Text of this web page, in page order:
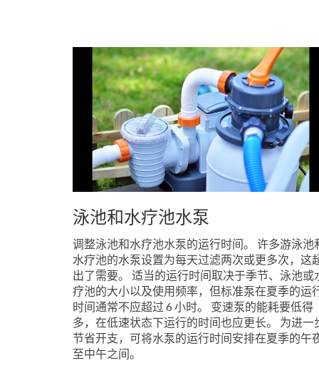
泳池和水疗池水泵
调整泳池和水疗池水泵的运行时间。 许多游泳池
水疗池的水泵设置为每天过滤两次或更多次，这
出了需要。 适当的运行时间取决于季节、泳池或
疗池的大小以及使用频率，但标准泵在夏季的运
时间通常不应超过 6 小时。 变速泵的能耗要低得
多，在低速状态下运行的时间也应更长。 为进一
节省开支，可将水泵的运行时间安排在夏季的午
至中午之间。